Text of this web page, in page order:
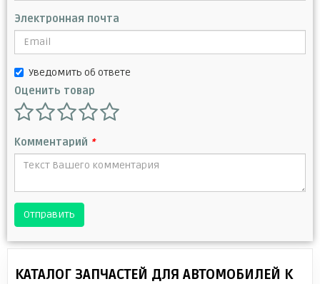
Электронная почта
Уведомить об ответе
Оценить товар
Комментарий *
Отправить
КАТАЛОГ ЗАПЧАСТЕЙ ДЛЯ АВТОМОБИЛЕЙ К